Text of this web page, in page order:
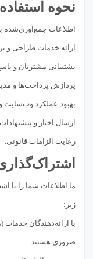
نحوه
اطلاعات جمع‌آوری‌شده
ارائه خدمات طراحی و
پشتیبانی مشتریان و
پردازش پرداخت‌ها و
بهبود عملکرد وب‌سایت
ارسال اخبار و
رعایت الزامات قانونی.
ما اطلاعات شما را با
زیر:
با ارائه‌دهندگان خدمات
ضروری هستند.